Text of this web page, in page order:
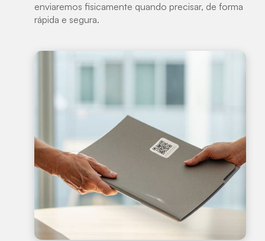
enviaremos fisicamente quando precisar, de forma
rápida e segura.